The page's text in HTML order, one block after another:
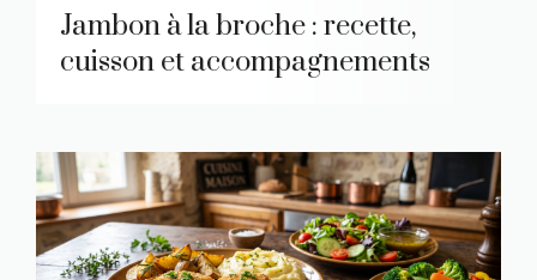
Jambon à la broche : recette,
cuisson et accompagnements